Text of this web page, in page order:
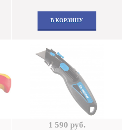
В КОРЗИНУ
1 590 руб.